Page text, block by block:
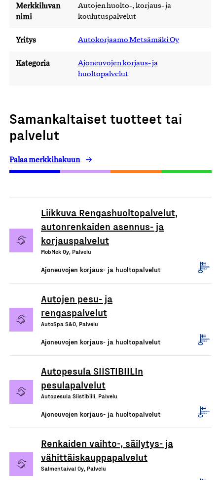
Merkkiluvan
nimi
Autojen huolto-, korjaus- ja
koulutuspalvelut
Yritys Autokorjaamo Metsämäki Oy
Kategoria
Ajoneuvojen korjaus- ja
huoltopalvelut
Samankaltaiset tuotteet tai
palvelut
Palaa merkkihakuun
Liikkuva Rengashuoltopalvelut,
autonrenkaiden asennus- ja
korjauspalvelut
MobMek Oy, Palvelu
Ajoneuvojen korjaus- ja huoltopalvelut
Autojen pesu- ja
rengaspalvelut
AutoSpa S&O, Palvelu
Ajoneuvojen korjaus- ja huoltopalvelut
Autopesula SIISTIBIILIn
pesulapalvelut
Autopesula Siistibiili, Palvelu
Ajoneuvojen korjaus- ja huoltopalvelut
Renkaiden vaihto-, säilytys- ja
vähittäiskauppapalvelut
Salmentaival Oy, Palvelu